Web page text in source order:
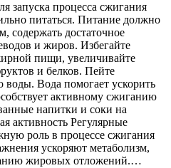
запуска процесса сжигания
питаться. Питание должно
содержать достаточное
и жиров. Избегайте
пищи, увеличивайте
и белков. Пейте
воды. Вода помогает ускорить
активному сжиганию
напитки и соки на
активность Регулярные
роль в процессе сжигания
ускоряют метаболизм,
жировых отложений.…